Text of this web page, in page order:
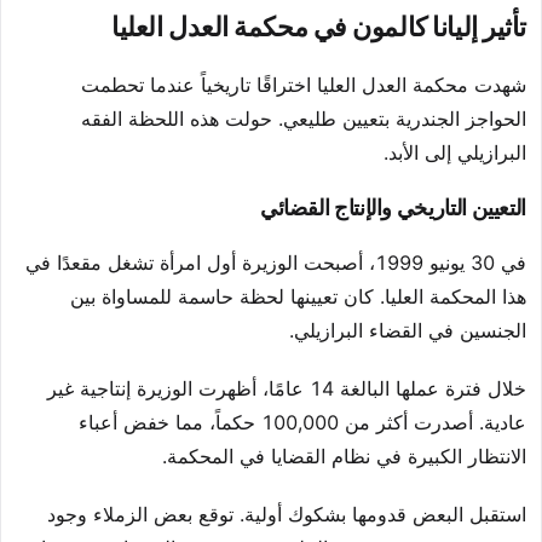
تأثير إليانا كالمون في محكمة العدل العليا
شهدت محكمة العدل العليا اختراقًا تاريخياً عندما تحطمت
الحواجز الجندرية بتعيين طليعي. حولت هذه اللحظة الفقه
البرازيلي إلى الأبد.
التعيين التاريخي والإنتاج القضائي
في 30 يونيو 1999، أصبحت الوزيرة أول امرأة تشغل مقعدًا في
هذا المحكمة العليا. كان تعيينها لحظة حاسمة للمساواة بين
الجنسين في القضاء البرازيلي.
خلال فترة عملها البالغة 14 عامًا، أظهرت الوزيرة إنتاجية غير
عادية. أصدرت أكثر من 100,000 حكماً، مما خفض أعباء
الانتظار الكبيرة في نظام القضايا في المحكمة.
استقبل البعض قدومها بشكوك أولية. توقع بعض الزملاء وجود